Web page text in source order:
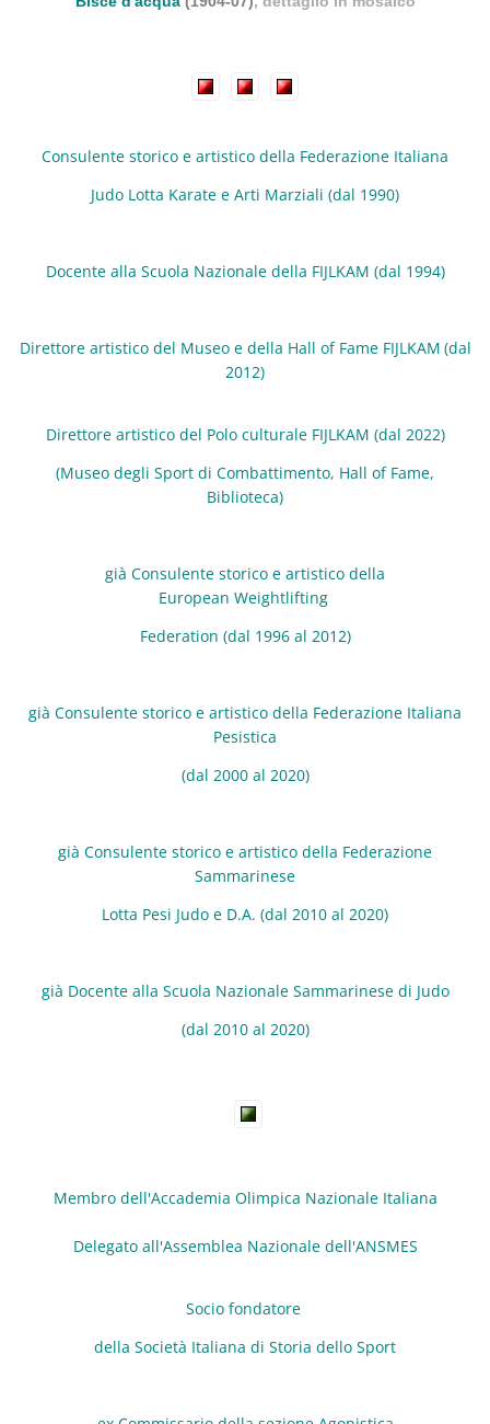
Consulente storico e artistico della Federazione Italiana
Judo Lotta Karate e Arti Marziali (dal 1990)
Docente alla Scuola Nazionale della FIJLKAM (dal 1994)
Direttore artistico del Museo e della Hall of Fame FIJLKAM (dal
2012)
Direttore artistico del Polo culturale FIJLKAM (dal 2022)
(Museo degli Sport di Combattimento, Hall of Fame,
Biblioteca)
già Consulente storico e artistico della
European Weightlifting
Federation (dal 1996 al 2012)
già Consulente storico e artistico della Federazione Italiana
Pesistica
(dal 2000 al 2020)
già Consulente storico e artistico della Federazione
Sammarinese
Lotta Pesi Judo e D.A. (dal 2010 al 2020)
già Docente alla Scuola Nazionale Sammarinese di Judo
(dal 2010 al 2020)
Membro dell'Accademia Olimpica Nazionale Italiana
Delegato all'Assemblea Nazionale dell'ANSMES
Socio fondatore
della Società Italiana di Storia dello Sport